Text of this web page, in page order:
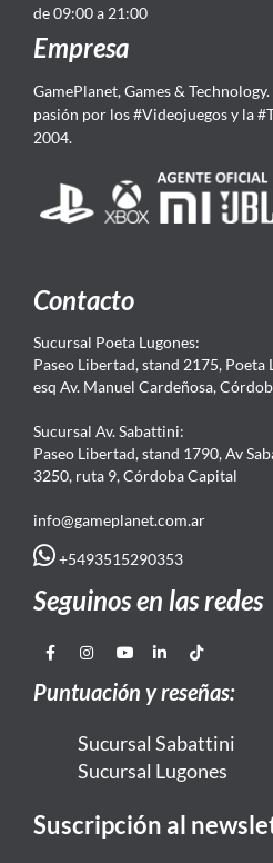
de 09:00 a 21:00
Empresa
GamePlanet, Games &
pasión por los #Videojuegos y la
2004.
Contacto
Sucursal Poeta Lugones:
Paseo Libertad, stand 2175, Poeta
esq Av. Manuel Cardeñosa,
Sucursal Av. Sabattini:
Paseo Libertad, stand 1790, Av
3250, ruta 9, Córdoba Capital
info@gameplanet.com.ar
+5493515290353
Seguinos en las redes
Puntuación y reseñas:
Sucursal Sabattini
Sucursal Lugones
Suscripción al